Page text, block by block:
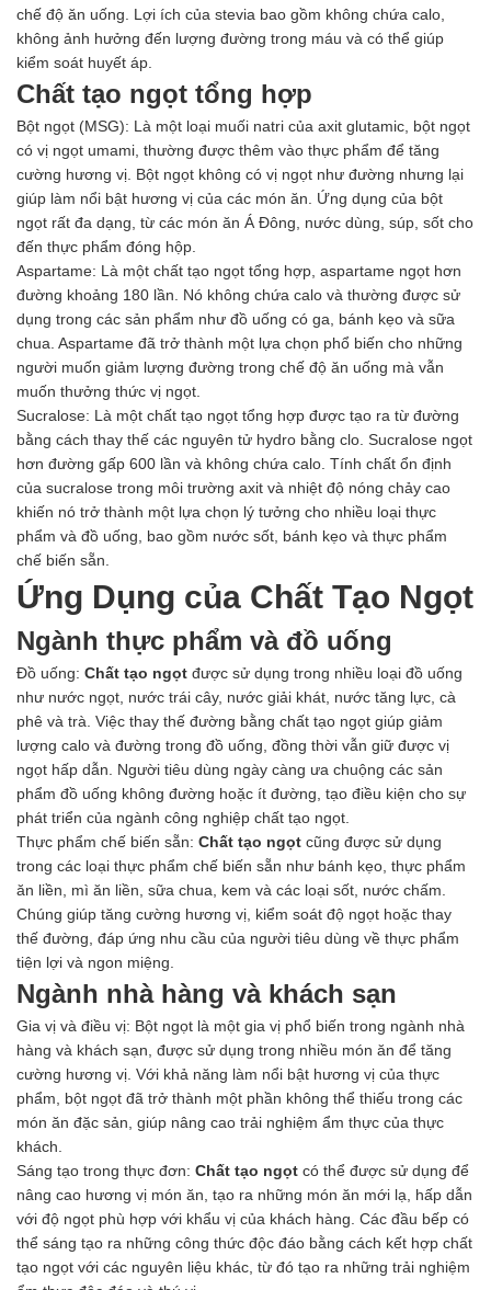
chế độ ăn uống. Lợi ích của stevia bao gồm không chứa calo,
không ảnh hưởng đến lượng đường trong máu và có thể giúp
kiểm soát huyết áp.
Chất tạo ngọt tổng hợp
Bột ngọt (MSG): Là một loại muối natri của axit glutamic, bột ngọt
có vị ngọt umami, thường được thêm vào thực phẩm để tăng
cường hương vị. Bột ngọt không có vị ngọt như đường nhưng lại
giúp làm nổi bật hương vị của các món ăn. Ứng dụng của bột
ngọt rất đa dạng, từ các món ăn Á Đông, nước dùng, súp, sốt cho
đến thực phẩm đóng hộp.
Aspartame: Là một chất tạo ngọt tổng hợp, aspartame ngọt hơn
đường khoảng 180 lần. Nó không chứa calo và thường được sử
dụng trong các sản phẩm như đồ uống có ga, bánh kẹo và sữa
chua. Aspartame đã trở thành một lựa chọn phổ biến cho những
người muốn giảm lượng đường trong chế độ ăn uống mà vẫn
muốn thưởng thức vị ngọt.
Sucralose: Là một chất tạo ngọt tổng hợp được tạo ra từ đường
bằng cách thay thế các nguyên tử hydro bằng clo. Sucralose ngọt
hơn đường gấp 600 lần và không chứa calo. Tính chất ổn định
của sucralose trong môi trường axit và nhiệt độ nóng chảy cao
khiến nó trở thành một lựa chọn lý tưởng cho nhiều loại thực
phẩm và đồ uống, bao gồm nước sốt, bánh kẹo và thực phẩm
chế biến sẵn.
Ứng Dụng của Chất Tạo Ngọt
Ngành thực phẩm và đồ uống
Đồ uống: Chất tạo ngọt được sử dụng trong nhiều loại đồ uống
như nước ngọt, nước trái cây, nước giải khát, nước tăng lực, cà
phê và trà. Việc thay thế đường bằng chất tạo ngọt giúp giảm
lượng calo và đường trong đồ uống, đồng thời vẫn giữ được vị
ngọt hấp dẫn. Người tiêu dùng ngày càng ưa chuộng các sản
phẩm đồ uống không đường hoặc ít đường, tạo điều kiện cho sự
phát triển của ngành công nghiệp chất tạo ngọt.
Thực phẩm chế biến sẵn: Chất tạo ngọt cũng được sử dụng
trong các loại thực phẩm chế biến sẵn như bánh kẹo, thực phẩm
ăn liền, mì ăn liền, sữa chua, kem và các loại sốt, nước chấm.
Chúng giúp tăng cường hương vị, kiểm soát độ ngọt hoặc thay
thế đường, đáp ứng nhu cầu của người tiêu dùng về thực phẩm
tiện lợi và ngon miệng.
Ngành nhà hàng và khách sạn
Gia vị và điều vị: Bột ngọt là một gia vị phổ biến trong ngành nhà
hàng và khách sạn, được sử dụng trong nhiều món ăn để tăng
cường hương vị. Với khả năng làm nổi bật hương vị của thực
phẩm, bột ngọt đã trở thành một phần không thể thiếu trong các
món ăn đặc sản, giúp nâng cao trải nghiệm ẩm thực của thực
khách.
Sáng tạo trong thực đơn: Chất tạo ngọt có thể được sử dụng để
nâng cao hương vị món ăn, tạo ra những món ăn mới lạ, hấp dẫn
với độ ngọt phù hợp với khẩu vị của khách hàng. Các đầu bếp có
thể sáng tạo ra những công thức độc đáo bằng cách kết hợp chất
tạo ngọt với các nguyên liệu khác, từ đó tạo ra những trải nghiệm